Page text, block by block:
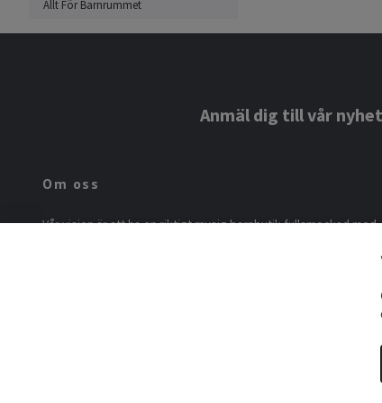
Allt För Barnrummet
Anmäl dig till vår
Om oss
Vår vision är att ha en riktigt mysig barnbutik fullsmockad med
och vårt mål är att ha Sveriges största sortiment till